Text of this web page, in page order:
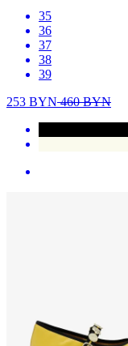
35
36
37
38
39
253 BYN460BYN